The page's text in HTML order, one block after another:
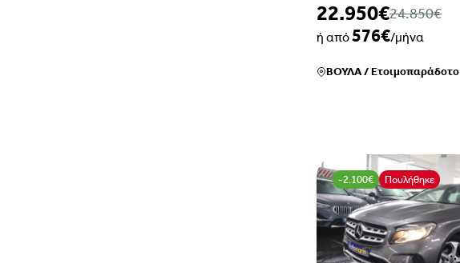
22.950€24.850€
ή από576€/μήνα
ΒΟΥΛΑ/Ετοιμοπαράδοτο
-2.100€ Πουλήθηκε